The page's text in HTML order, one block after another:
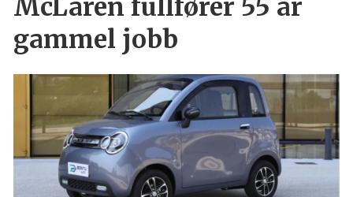
McLaren fullfører 55 år
gammel jobb